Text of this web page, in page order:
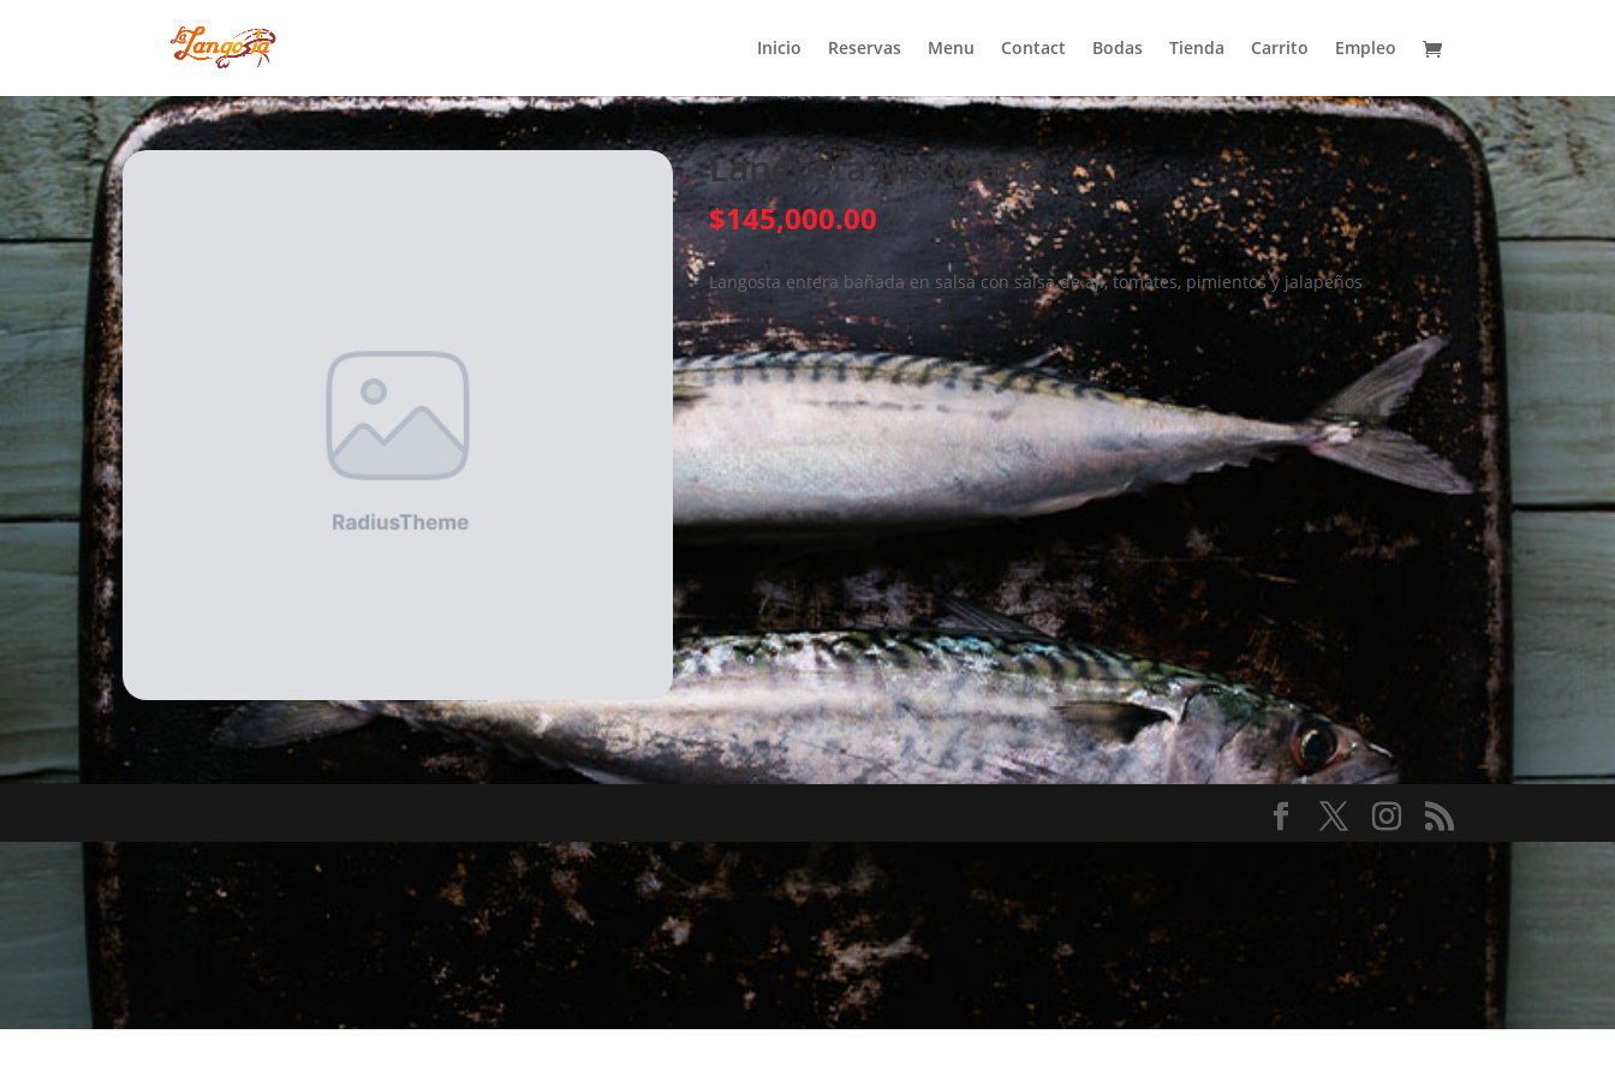
Inicio Reservas Menu Contact Bodas Tienda Carrito Empleo
Langosta Mexicana
$145,000.00
Langosta entera bañada en salsa con salsa de aji, tomates, pimientos y jalapeños